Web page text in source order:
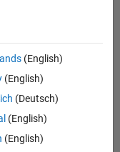
(English)
(English)
(Deutsch)
(English)
(English)